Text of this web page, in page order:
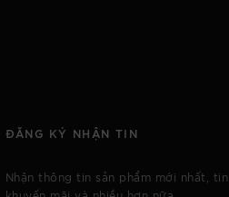
ĐĂNG KÝ NHẬN TIN
Nhận thông tin sản phẩm mới nhất, tin